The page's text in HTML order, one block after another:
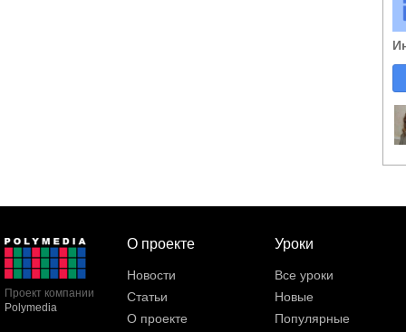
Проект компании
Polymedia
О проекте
Новости
Статьи
О проекте
Уроки
Все уроки
Новые
Популярные